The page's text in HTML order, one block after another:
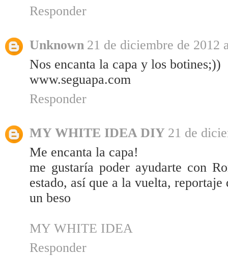
Responder
Unknown 21 de diciembre de 2012
Nos encanta la capa y los botines;))
www.seguapa.com
Responder
MY WHITE IDEA DIY 21 de
Me encanta la capa!
me gustaría poder ayudarte con
estado, así que a la vuelta,
un beso
MY WHITE IDEA
Responder